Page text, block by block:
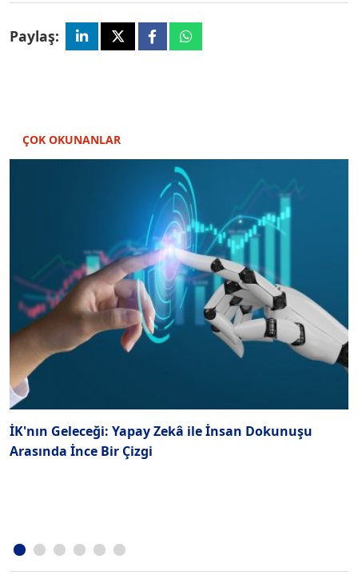
Paylaş:
ÇOK OKUNANLAR
İK'nın Geleceği: Yapay Zekâ ile İnsan Dokunuşu
Arasında İnce Bir Çizgi